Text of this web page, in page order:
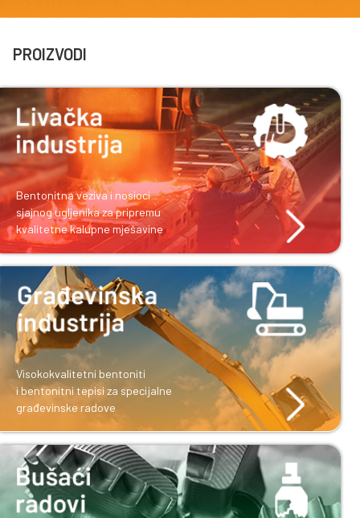
PROIZVODI
Bentonitna veziva i nosioci
sjajnog ugljenika za pripremu
kvalitetne kalupne mješavine